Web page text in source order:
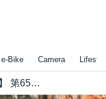
e-Bike Camera
【世界の自動車年鑑】 第65回 「シボレーアストロ II 」（1969年モデル）